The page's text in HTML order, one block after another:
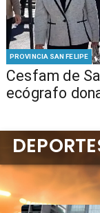
PROVINCIA SAN FELIPE
Cesfam de
ecógrafo